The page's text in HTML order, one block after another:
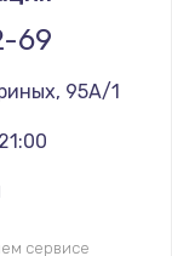
69
95А/1
сервисе